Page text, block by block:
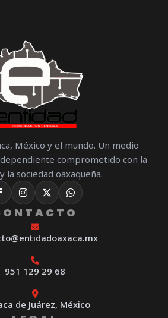
México y el mundo. Un medio
comprometido con la
la sociedad oaxaqueña.
951 129 29 68
de Juárez, México